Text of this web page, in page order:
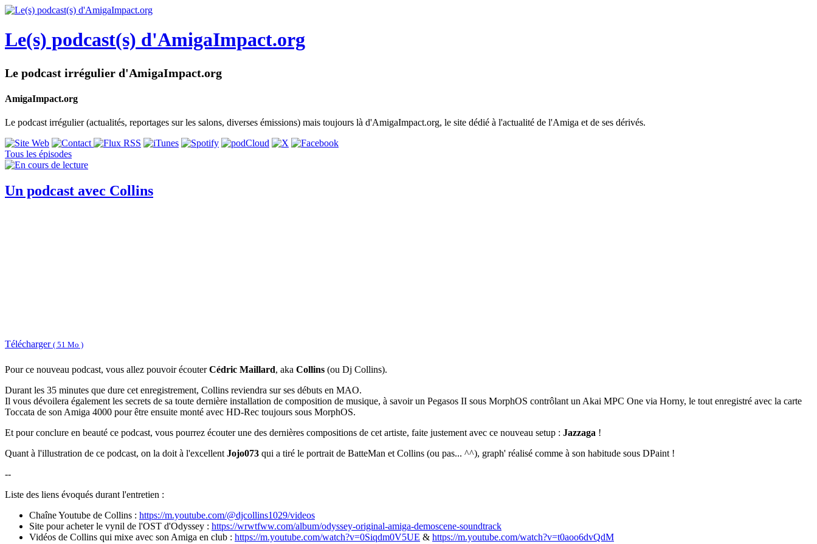
Le(s) podcast(s) d'AmigaImpact.org
Le podcast irrégulier d'AmigaImpact.org
AmigaImpact.org
Le podcast irrégulier (actualités, reportages sur les salons, diverses émissions) mais toujours là d'AmigaImpact.org, le site dédié à l'actualité de l'Amiga et de ses dérivés.
Tous les épisodes
Un podcast avec Collins
Télécharger ( 51 Mo )
Pour ce nouveau podcast, vous allez pouvoir écouterCédric Maillard, aka Collins (ou Dj Collins).
Durant les 35 minutes que dure cet enregistrement, Collins reviendra sur ses débuts en MAO.
Il vous dévoilera également les secrets de sa toute dernière installation de composition de musique, à savoir un Pegasos II sous MorphOS contrôlant un Akai MPC One via Horny, le tout enregistré avec la carte
Toccata de son Amiga 4000 pour être ensuite monté avec HD-Rec toujours sous MorphOS.
Et pour conclure en beauté ce podcast, vous pourrez écouter une des dernières compositions de cet artiste, faite justement avec ce nouveau setup : Jazzaga !
Quant à l'illustration de ce podcast, on la doit à l'excellent Jojo073 qui a tiré le portrait de BatteMan et Collins (ou pas... ^^), graph' réalisé comme à son habitude sous DPaint !
--
Liste des liens évoqués durant l'entretien :
Chaîne Youtube de Collins : https://m.youtube.com/@djcollins1029/videos
Site pour acheter le vynil de l'OST d'Odyssey : https://wrwtfww.com/album/odyssey-original-amiga-demoscene-soundtrack
Vidéos de Collins qui mixe avec son Amiga en club : https://m.youtube.com/watch?v=0Siqdm0V5UE & https://m.youtube.com/watch?v=t0aoo6dvQdM